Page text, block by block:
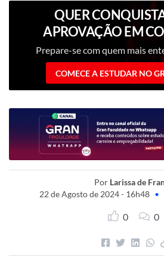
QUER
APROVAÇÃO EM
Prepare-se com quem mais
COMECE A ESTUDAR NO
Por Larissa de
22 de Agosto de 2024 - 16h48 •
0 0